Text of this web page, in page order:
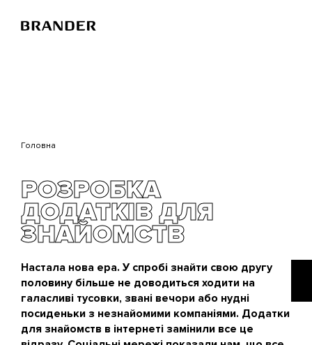
Головна
РОЗРОБКА
ДОДАТКІВ ДЛЯ
ЗНАЙОМСТВ
Настала нова ера. У спробі знайти свою другу
половину більше не доводиться ходити на
галасливі тусовки, звані вечори або нудні
посиденьки з незнайомими компаніями. Додатки
для знайомств в інтернеті замінили все це